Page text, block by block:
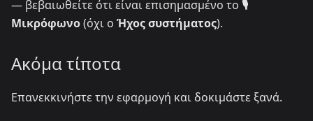
— βεβαιωθείτε ότι είναι επισημασμένο το 🎙️
Μικρόφωνο(όχι ο Ήχος συστήματος).
Ακόμα τίποτα
Επανεκκινήστε την εφαρμογή και δοκιμάστε ξανά.